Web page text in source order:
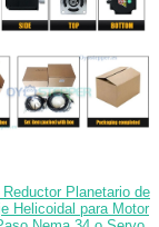
Planetario de
Helicoidal para Motor